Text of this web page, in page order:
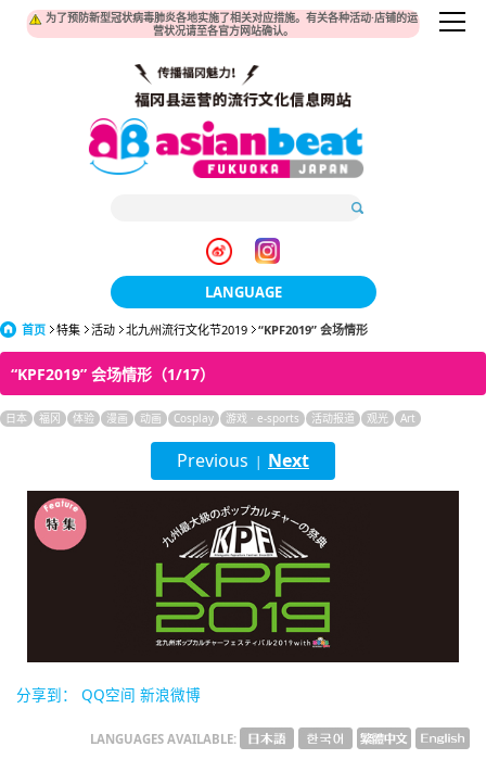
为了预防新型冠状病毒肺炎各地实施了相关对应措施。有关各种活动·店铺的运
营状况请至各官方网站确认。
LANGUAGE
日本語
簡体中文
繁體中文
English
ภาษาไทย
tiéng Viêt
Bahasa Indonesia
首页 特集 活动 北九州流行文化节2019 “KPF2019” 会场情形
“KPF2019” 会场情形（1/17）
日本 福冈 体验 漫画 动画 Cosplay 游戏 · e-sports 活动报道 观光 Art
Previous | Next
分享到： QQ空间 新浪微博
LANGUAGES AVAILABLE: